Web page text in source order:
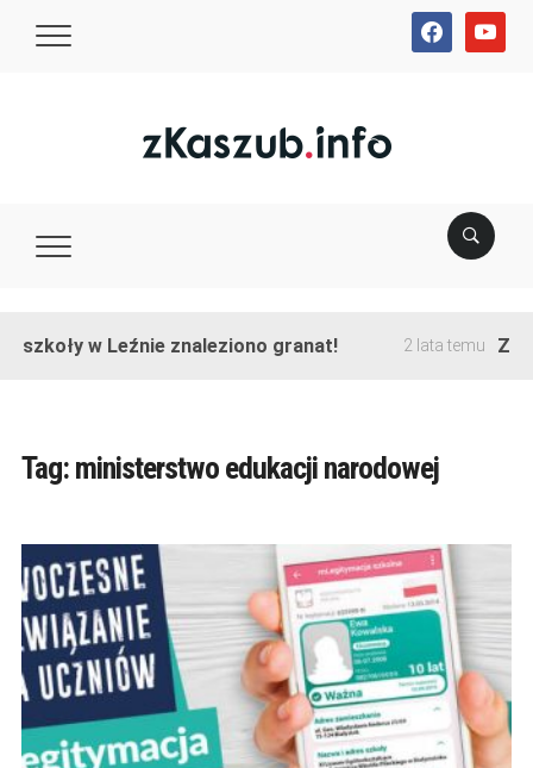
facebookyoutube
szkoły w Leźnie znaleziono granat! 2 lata temu
Tag: ministerstwo edukacji narodowej